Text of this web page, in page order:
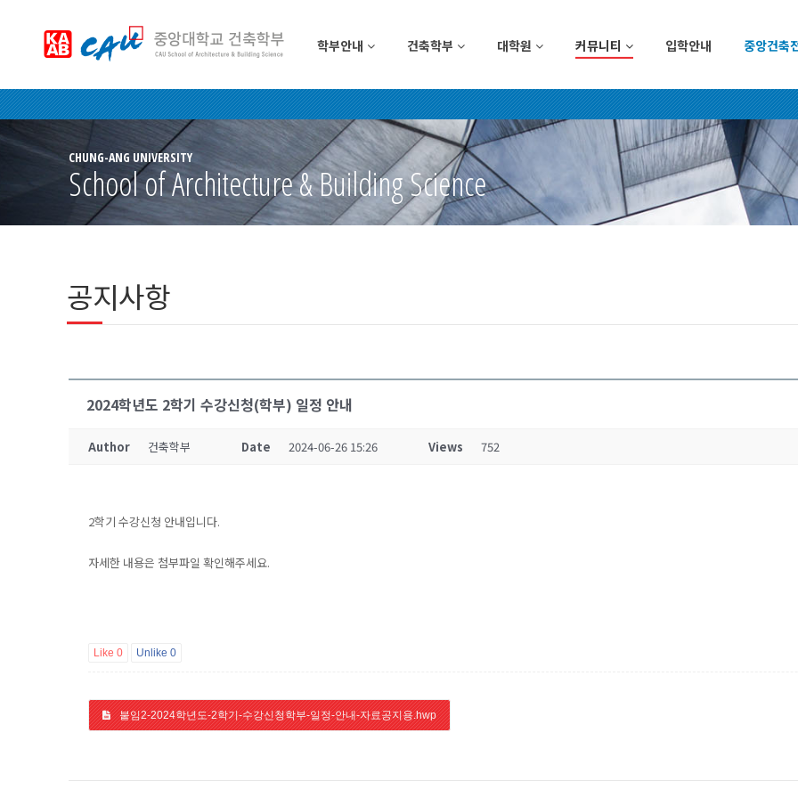
학부안내 건축학부 대학원 커뮤니티 입학안내 중앙건축
CHUNG-ANG UNIVERSITY
School of Architecture & Building Science
공지사항
2024학년도 2학기 수강신청(학부) 일정 안내
Author 건축학부 Date 2024-06-26 15:26 Views 752
2학기 수강신청 안내입니다.
자세한 내용은 첨부파일 확인해주세요.
Like 0 Unlike 0
붙임2-2024학년도-2학기-수강신청학부-일정-안내-자료공지용.hwp